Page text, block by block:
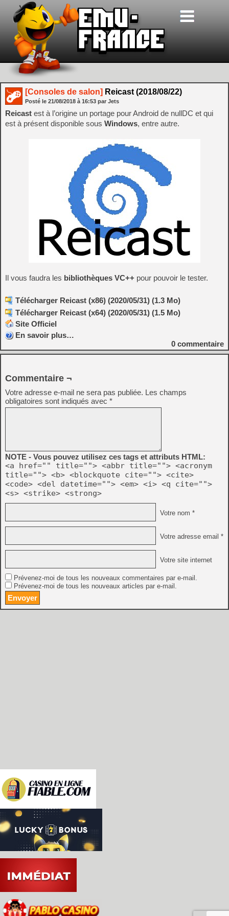
[Consoles de salon] Reicast (2018/08/22)
Posté le 21/08/2018 à 16:53 par Jets
Reicast est à l’origine un portage pour Android de nullDC et qui
est à présent disponible sous Windows, entre autre.
Il vous faudra les bibliothèques VC++ pour pouvoir le tester.
Télécharger Reicast (x86) (2020/05/31) (1.3 Mo)
Télécharger Reicast (x64) (2020/05/31) (1.5 Mo)
Site Officiel
En savoir plus…
0 commentaire
Commentaire ¬
Votre adresse e-mail ne sera pas publiée. Les champs
obligatoires sont indiqués avec *
NOTE - Vous pouvez utilisez ces tags et attributs HTML:
<a href="" title=""> <abbr title=""> <acronym
title=""> <b> <blockquote cite=""> <cite>
<code> <del datetime=""> <em> <i> <q cite="">
<s> <strike> <strong>
Votre nom *
Votre adresse email *
Votre site internet
Prévenez-moi de tous les nouveaux commentaires par e-mail.
Prévenez-moi de tous les nouveaux articles par e-mail.